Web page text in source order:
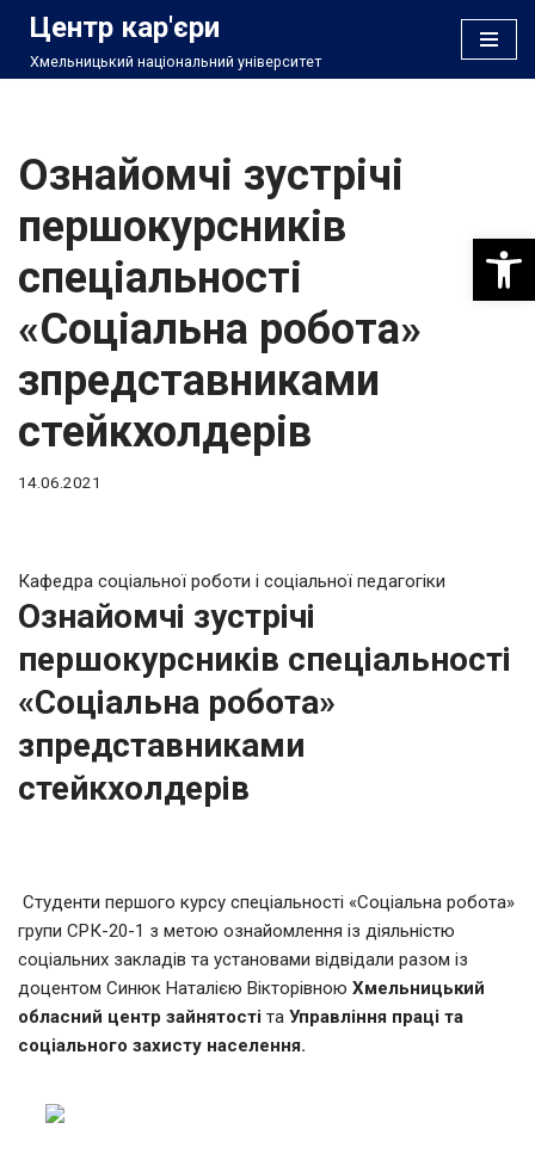
Перейти
Центр кар'єри
Хмельницький національний університет
Ознайомчі зустрічі
першокурсників
спеціальності
«Соціальна робота»
зпредставниками
стейкхолдерів
14.06.2021
Кафедра соціальної роботи і соціальної педагогіки
Ознайомчі зустрічі
першокурсників спеціальності
«Соціальна робота»
зпредставниками
стейкхолдерів
Студенти першого курсу спеціальності «Соціальна робота»
групи СРК-20-1 з метою ознайомлення із діяльністю
соціальних закладів та установами відвідали разом із
доцентом Синюк Наталією Вікторівною Хмельницький
обласний центр зайнятості та Управління праці та
соціального захисту населення.